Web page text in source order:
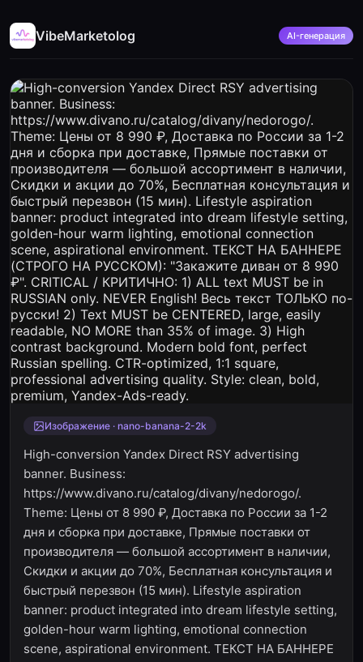
VibeMarketolog AI-генерация
Изображение · nano-banana-2-2k
High-conversion Yandex Direct RSY advertising
banner. Business:
https://www.divano.ru/catalog/divany/nedorogo/.
Theme: Цены от 8 990 ₽, Доставка по России за 1-2
дня и сборка при доставке, Прямые поставки от
производителя — большой ассортимент в наличии,
Скидки и акции до 70%, Бесплатная консультация и
быстрый перезвон (15 мин). Lifestyle aspiration
banner: product integrated into dream lifestyle setting,
golden-hour warm lighting, emotional connection
scene, aspirational environment. ТЕКСТ НА БАННЕРЕ